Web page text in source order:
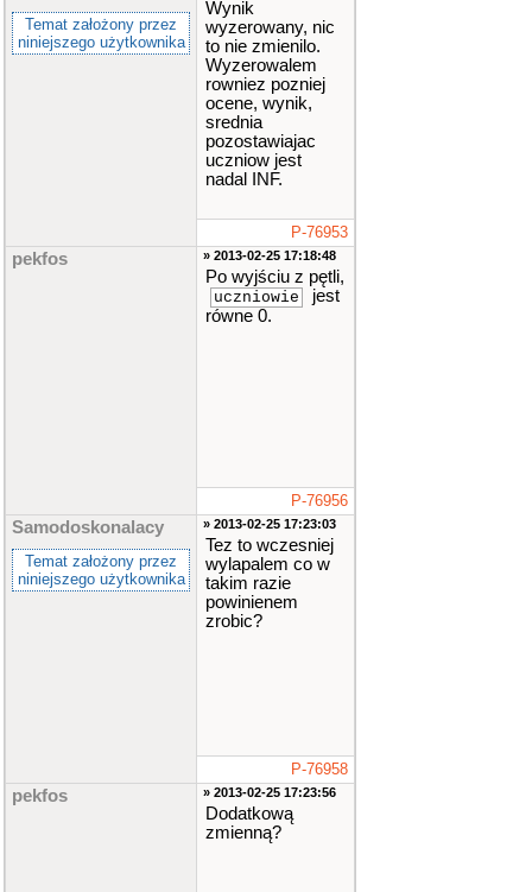
Temat założony przez
niniejszego użytkownika
Wynik
wyzerowany, nic
to nie zmienilo.
Wyzerowalem
rowniez pozniej
ocene, wynik,
srednia
pozostawiajac
uczniow jest
nadal INF.
P-76953
pekfos » 2013-02-25 17:18:48
Po wyjściu z pętli,
uczniowie
jest
równe 0.
P-76956
Samodoskonalacy
Temat założony przez
niniejszego użytkownika
» 2013-02-25 17:23:03
Tez to wczesniej
wylapalem co w
takim razie
powinienem
zrobic?
P-76958
pekfos » 2013-02-25 17:23:56
Dodatkową
zmienną?